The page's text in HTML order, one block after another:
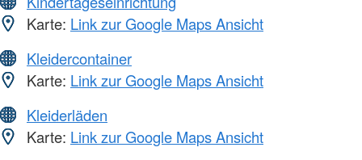
Karte: Link zur Google Maps Ansicht
Kleidercontainer
Karte: Link zur Google Maps Ansicht
Kleiderläden
Karte: Link zur Google Maps Ansicht